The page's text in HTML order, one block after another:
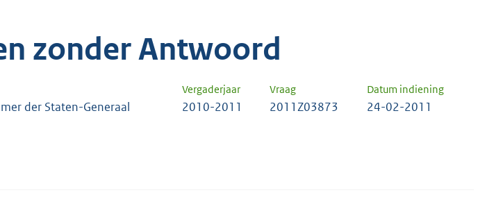
zonder Antwoord
Vergaderjaar Vraag Datum indiening
der Staten-Generaal 2010-2011 2011Z03873 24-02-2011